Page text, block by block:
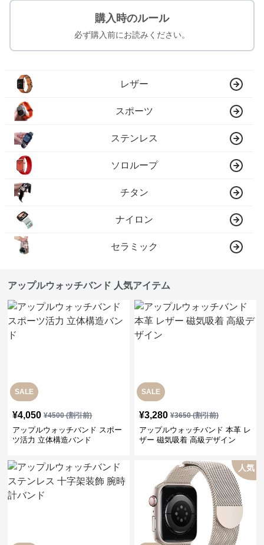
購入時のルール
必ず購入前にお読みください。
レザー
スポーツ
ステンレス
ソロループ
チタン
ナイロン
セラミック
アップルウォッチバンド 人気アイテム
SALE
¥4,050 ¥4500(割引前)
アップルウォッチバンド スポー
ツ活力 立体構造バンド
SALE
¥3,280 ¥3650(割引前)
アップルウォッチバンド 本革 レ
ザー 磁気吸着 高級デザイン
人気